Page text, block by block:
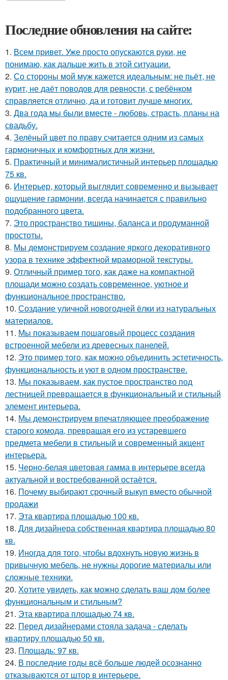
Последние обновления на сайте:
1. Всем привет. Уже просто опускаются руки, не
понимаю, как дальше жить в этой ситуации.
2. Со стороны мой муж кажется идеальным: не пьёт, не
курит, не даёт поводов для ревности, с ребёнком
справляется отлично, да и готовит лучше многих.
3. Два года мы были вместе - любовь, страсть, планы на
свадьбу.
4. Зелёный цвет по праву считается одним из самых
гармоничных и комфортных для жизни.
5. Практичный и минималистичный интерьер площадью
75 кв.
6. Интерьер, который выглядит современно и вызывает
ощущение гармонии, всегда начинается с правильно
подобранного цвета.
7. Это пространство тишины, баланса и продуманной
простоты.
8. Мы демонстрируем создание яркого декоративного
узора в технике эффектной мраморной текстуры.
9. Отличный пример того, как даже на компактной
площади можно создать современное, уютное и
функциональное пространство.
10. Создание уличной новогодней ёлки из натуральных
материалов.
11. Мы показываем пошаговый процесс создания
встроенной мебели из древесных панелей.
12. Это пример того, как можно объединить эстетичность,
функциональность и уют в одном пространстве.
13. Мы показываем, как пустое пространство под
лестницей превращается в функциональный и стильный
элемент интерьера.
14. Мы демонстрируем впечатляющее преображение
старого комода, превращая его из устаревшего
предмета мебели в стильный и современный акцент
интерьера.
15. Черно-белая цветовая гамма в интерьере всегда
актуальной и востребованной остаётся.
16. Почему выбирают срочный выкуп вместо обычной
продажи
17. Эта квартира площадью 100 кв.
18. Для дизайнера собственная квартира площадью 80
кв.
19. Иногда для того, чтобы вдохнуть новую жизнь в
привычную мебель, не нужны дорогие материалы или
сложные техники.
20. Хотите увидеть, как можно сделать ваш дом более
функциональным и стильным?
21. Эта квартира площадью 74 кв.
22. Перед дизайнерами стояла задача - сделать
квартиру площадью 50 кв.
23. Площадь: 97 кв.
24. В последние годы всё больше людей осознанно
отказываются от штор в интерьере.